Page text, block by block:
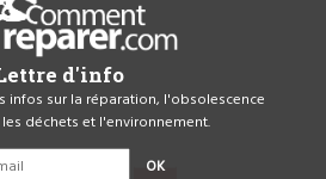
d'info
infos sur la réparation, l'obsolescence
déchets et l'environnement.
OK